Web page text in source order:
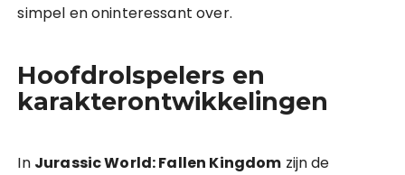
simpel en oninteressant over.
Hoofdrolspelers en
karakterontwikkelingen
In Jurassic World: Fallen Kingdom zijn de